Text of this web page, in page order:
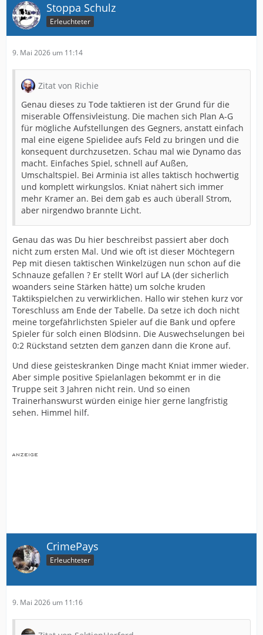
Stoppa Schulz
Erleuchteter
9. Mai 2026 um 11:14
Zitat von Richie
Genau dieses zu Tode taktieren ist der Grund für die
miserable Offensivleistung. Die machen sich Plan A-G
für mögliche Aufstellungen des Gegners, anstatt einfach
mal eine eigene Spielidee aufs Feld zu bringen und die
konsequent durchzusetzen. Schau mal wie Dynamo das
macht. Einfaches Spiel, schnell auf Außen,
Umschaltspiel. Bei Arminia ist alles taktisch hochwertig
und komplett wirkungslos. Kniat nähert sich immer
mehr Kramer an. Bei dem gab es auch überall Strom,
aber nirgendwo brannte Licht.
Genau das was Du hier beschreibst passiert aber doch
nicht zum ersten Mal. Und wie oft ist dieser Möchtegern
Pep mit diesen taktischen Winkelzügen nun schon auf die
Schnauze gefallen ? Er stellt Wörl auf LA (der sicherlich
woanders seine Stärken hätte) um solche kruden
Taktikspielchen zu verwirklichen. Hallo wir stehen kurz vor
Toreschluss am Ende der Tabelle. Da setze ich doch nicht
meine torgefährlichsten Spieler auf die Bank und opfere
Spieler für solch einen Blödsinn. Die Auswechselungen bei
0:2 Rückstand setzten dem ganzen dann die Krone auf.
Und diese geisteskranken Dinge macht Kniat immer wieder.
Aber simple positive Spielanlagen bekommt er in die
Truppe seit 3 Jahren nicht rein. Und so einen
Trainerhanswurst würden einige hier gerne langfristig
sehen. Himmel hilf.
CrimePays
Erleuchteter
9. Mai 2026 um 11:16